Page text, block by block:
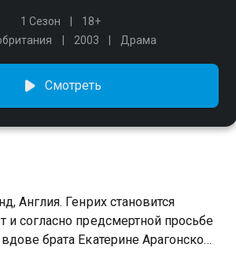
1 Сезон
18+
2003 Драма
Смотреть
Англия. Генрих становится
и согласно предсмертной просьбе
брата Екатерине Арагонской.